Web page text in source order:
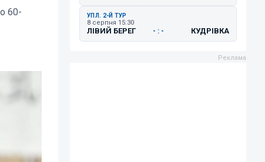
60-
УПЛ. 2-Й ТУР
8 серпня 15:30
ЛІВИЙ БЕРЕГ - : - КУДРІВКА